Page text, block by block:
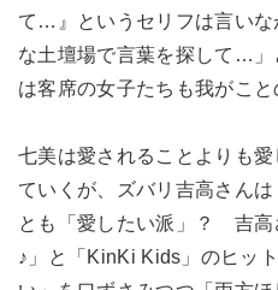
て…』というセリフは言いな
な土壇場で言葉を探して…」
は客席の女子たちも我がこと
七美は愛されることよりも
ていくが、ズバリ吉高さん
とも「愛したい派」？ 吉高
♪」と「KinKi Kids」のヒッ